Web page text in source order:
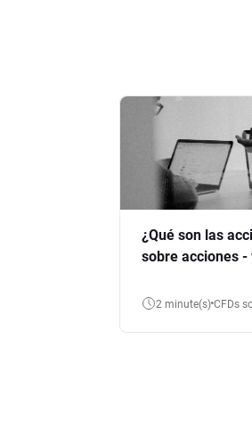
¿Qué son las
sobre acciones
2 minute(s) CFDs